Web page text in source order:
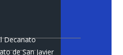
Decanato
de San Javier